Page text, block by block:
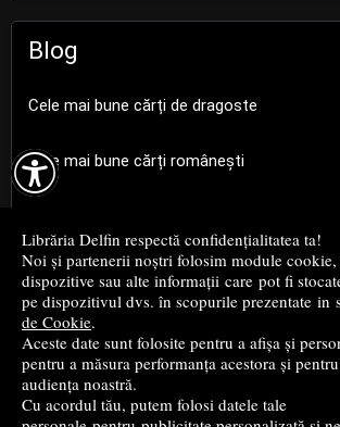

Librăria Delfin respectă confidențialitatea ta!
Noi și partenerii noștri folosim module
dispozitive sau alte informații care pot fi
pe dispozitivul dvs. în scopurile prezentate in
de Cookie.
Aceste date sunt folosite pentru a afișa și
pentru a măsura performanța acestora și
audiența noastră.
Cu acordul tău, putem folosi datele tale
Blog
Cele mai bune cărți de dragoste
Cele mai bune cărți românești
Cele mai bune cărți de istorie
Top cărți beletristică
...toate știrile